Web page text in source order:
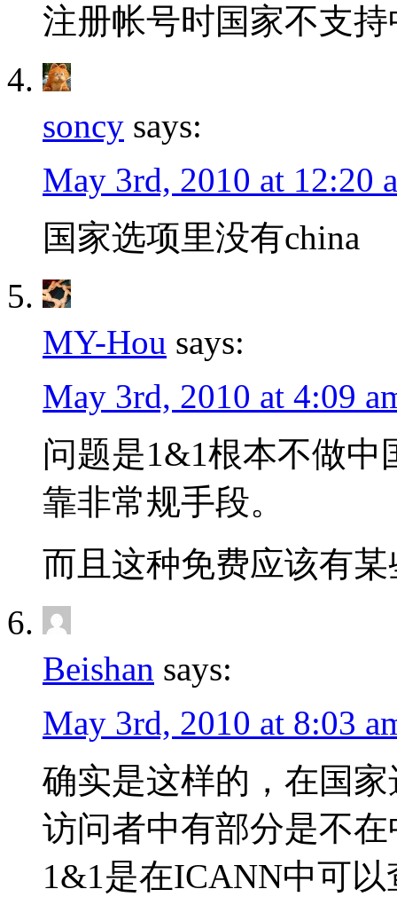
注册帐号时国家不支
soncy says:
May 3rd, 2010 at 12:20
国家选项里没有china
MY-Hou says:
May 3rd, 2010 at 4:09
问题是1&1根本不做中
靠非常规手段。
而且这种免费应该有
Beishan says:
May 3rd, 2010 at 8:03
确实是这样的，在国
访问者中有部分是不
1&1是在ICANN中可